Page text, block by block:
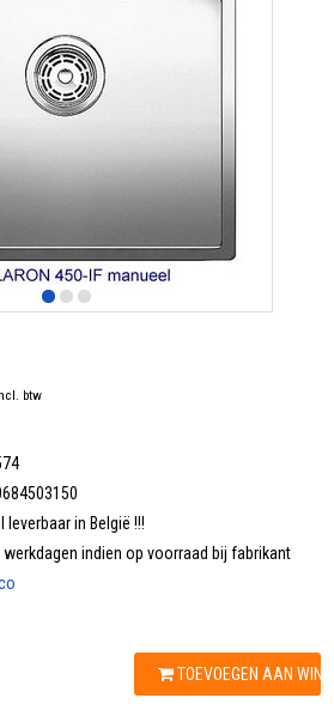
Incl. btw
leverbaar in België !!!
indien op voorraad bij fabrikant
TOEVOEGEN AAN